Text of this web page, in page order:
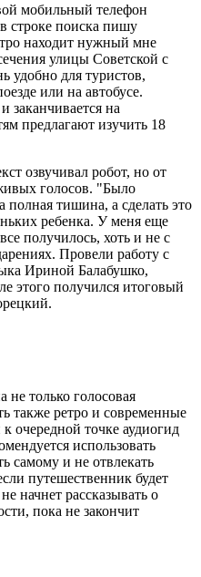
мобильный телефон
строке поиска пишу
находит нужный мне
улицы Советской с
удобно для туристов,
или на автобусе.
заканчивается на
предлагают изучить 18
озвучивал робот, но от
голосов. "Было
тишина, а сделать это
ребенка. У меня еще
получилось, хоть и не с
Провели работу с
Ириной Балабушко,
этого получился итоговый
не только голосовая
также ретро и современные
очередной точке аудиогид
использовать
самому и не отвлекать
путешественник будет
начнет рассказывать о
пока не закончит